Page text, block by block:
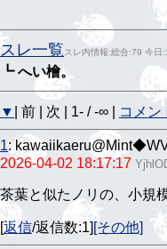
スレ一覧 スレ内情報:総合:79 今日
┗ へい檜。
▼ | 前 | 次 | 1- / -∞ | コメン
1:
2026-04-02 18:17:17
茶葉と似たノリの、小規
[返信/返信数:1] [その他]